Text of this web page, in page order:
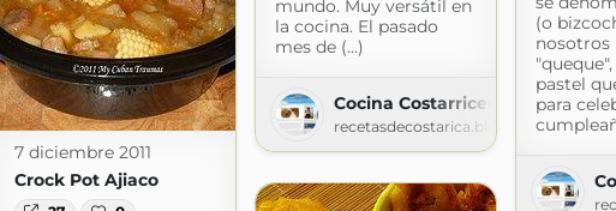
mundo. Muy versátil en
la cocina. El pasado
mes de (...)
Cocina Costarricense
recetasdecostarica.blogspot.com
(o
nosotros
pastel
para
7 diciembre 2011
Crock Pot Ajiaco